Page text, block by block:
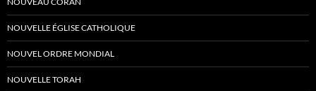
NOUVELLE ÉGLISE CATHOLIQUE
NOUVEL ORDRE MONDIAL
NOUVELLE TORAH